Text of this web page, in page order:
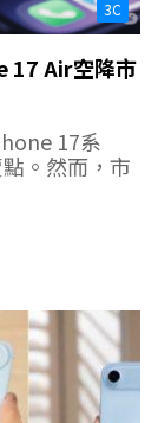
3C
17 Air空降市
17系
。然而，市